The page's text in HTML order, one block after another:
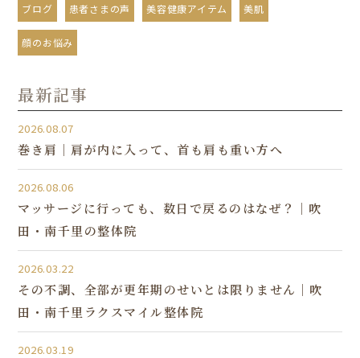
ブログ 患者さまの声 美容健康アイテム 美肌
顔のお悩み
最新記事
2026.08.07
巻き肩｜肩が内に入って、首も肩も重い方へ
2026.08.06
マッサージに行っても、数日で戻るのはなぜ？｜吹
田・南千里の整体院
2026.03.22
その不調、全部が更年期のせいとは限りません｜吹
田・南千里ラクスマイル整体院
2026.03.19